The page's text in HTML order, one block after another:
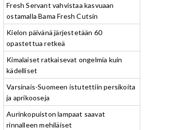
Fresh Servant vahvistaa kasvuaan
ostamalla Bama Fresh Cutsin
Kielon päivänä järjestetään 60
opastettua retkeä
Kimalaiset ratkaisevat ongelmia kuin
kädelliset
Varsinais-Suomeen istutettiin persikoita
ja aprikooseja
Aurinkopuiston lampaat saavat
rinnalleen mehiläiset